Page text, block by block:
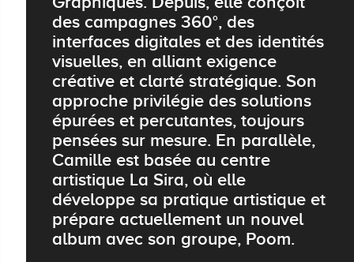
des campagnes 360°, des
interfaces digitales et des identités
visuelles, en alliant exigence
créative et clarté stratégique. Son
approche privilégie des solutions
épurées et percutantes, toujours
pensées sur mesure. En parallèle,
Camille est basée au centre
artistique La Sira, où elle
développe sa pratique artistique et
prépare actuellement un nouvel
album avec son groupe, Poom.